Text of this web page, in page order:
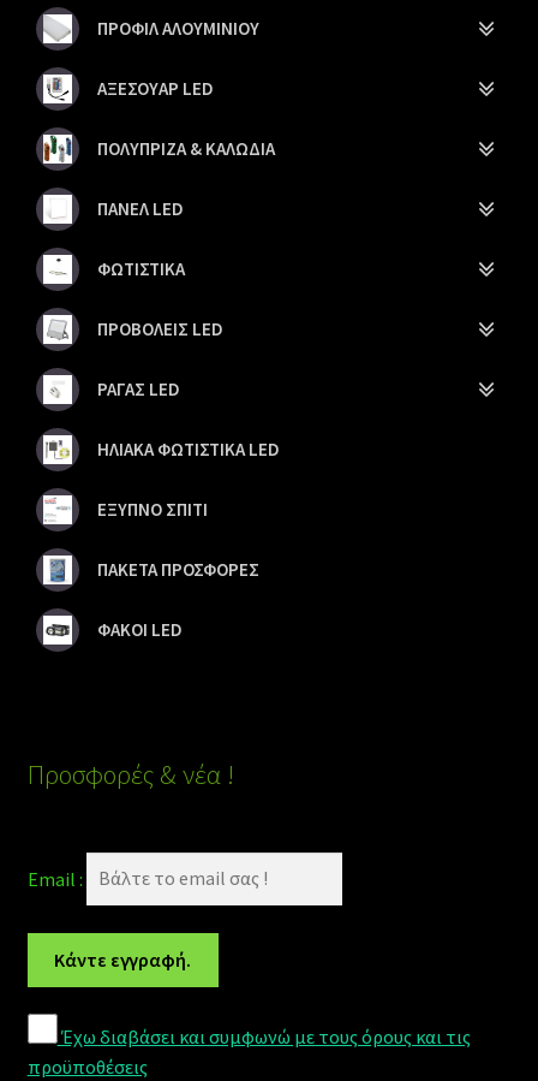
ΠΡΟΦΙΛ ΑΛΟΥΜΙΝΙΟΥ
ΑΞΕΣΟΥΑΡ LED
ΠΟΛΥΠΡΙΖΑ & ΚΑΛΩΔΙΑ
ΠΑΝΕΛ LED
ΦΩΤΙΣΤΙΚΑ
ΠΡΟΒΟΛΕΙΣ LED
ΡΑΓΑΣ LED
ΗΛΙΑΚΑ ΦΩΤΙΣΤΙΚΑ LED
ΕΞΥΠΝΟ ΣΠΙΤΙ
ΠΑΚΕΤΑ ΠΡΟΣΦΟΡΕΣ
ΦΑΚΟΙ LED
Προσφορές & νέα !
Email :
Έχω διαβάσει και συμφωνώ με τους όρους και τις
προϋποθέσεις